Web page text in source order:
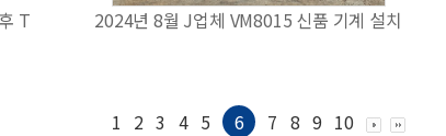
T
2024년 8월 J업체 VM8015 신품 기계 설치
1 2 3 4 5 6 7 8 9 10